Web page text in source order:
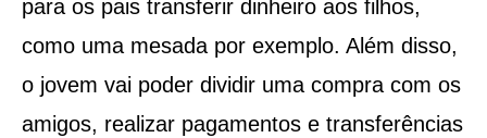
para os pais transferir dinheiro aos filhos,
como uma mesada por exemplo. Além disso,
o jovem vai poder dividir uma compra com os
amigos, realizar pagamentos e transferências